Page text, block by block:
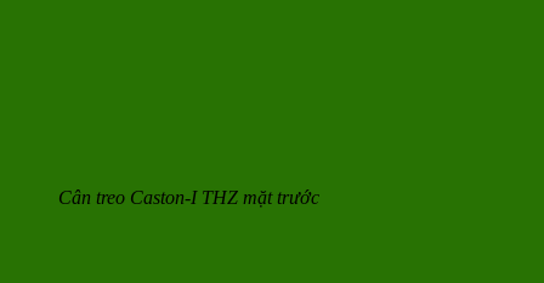
Cân treo Caston-I THZ mặt trước